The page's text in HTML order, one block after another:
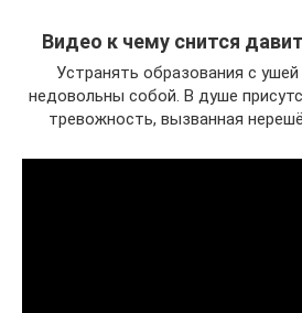
Видео к чему снится
Устранять образования с
недовольны собой. В душе
тревожность, вызванная